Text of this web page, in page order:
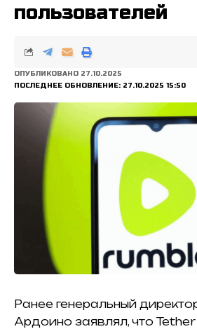
пользователей
ПОСЛЕДНЕЕ ОБНОВЛЕНИЕ: 27.10.2025 15:50
ОПУБЛИКОВАНО 27.10.2025
Ранее генеральный
Ардоино заявлял, что